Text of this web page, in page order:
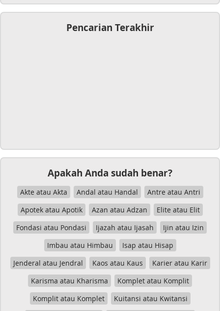
Pencarian Terakhir
Apakah Anda sudah benar?
Akte atau Akta Andal atau Handal
Antre atau Antri
Apotek atau Apotik
Azan atau Adzan
Elite atau Elit
Fondasi atau Pondasi
Ijazah atau Ijasah
Ijin atau Izin
Imbau atau Himbau
Isap atau Hisap
Jenderal atau Jendral
Kaos atau Kaus
Karier atau Karir
Karisma atau Kharisma
Komplet atau Komplit
Komplit atau Komplet
Kuitansi atau Kwitansi